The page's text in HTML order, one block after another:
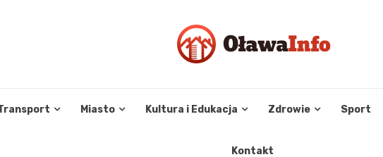
Miasto Kultura i Edukacja Zdrowie Sport
Kontakt